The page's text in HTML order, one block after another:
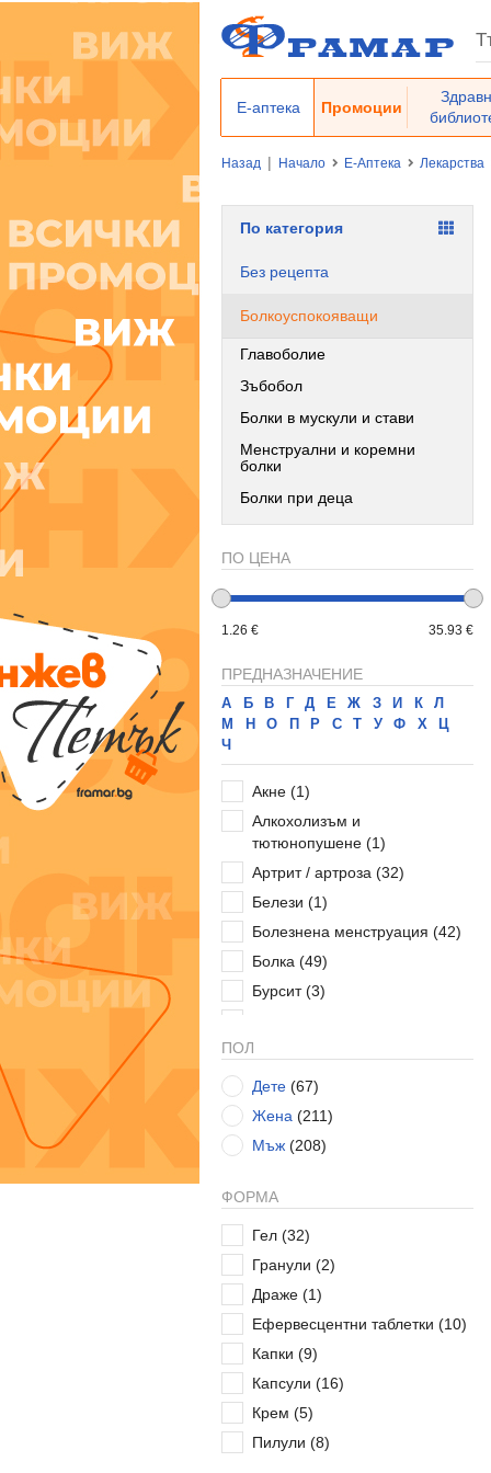
Е-аптека Промоции
Назад | Начало Е-Аптека Лекарства
По категория
Без рецепта
Болкоуспокояващи
Главоболие
Зъбобол
Болки в мускули и стави
Менструални и коремни
болки
Болки при деца
ПО ЦЕНА
1.26 € 35.93 €
ПРЕДНАЗНАЧЕНИЕ
А Б В Г Д Е Ж З И К
Л
М
Н О П Р С Т У Ф Х
Ц
Ч
Акне (1)
Алкохолизъм и
тютюнопушене (1)
Артрит / артроза (32)
Белези (1)
Болезнена менструация (42)
Болка (49)
Бурсит (3)
Бъбречни колики
Високо кръвно налягане
Витамини и минерали
Витилиго (1)
Възпаление на периферна
Гастрит, колит и язва
Гингивит, пародонтит и
пародонтоза
Главоболие (131)
Грип и простуда
Гръб (2)
Гъбички по ноктите и кожата
(1)
ПОЛ
Дете (67)
Жена (211)
Мъж (208)
ФОРМА
Гел (32)
Гранули (2)
Драже (1)
Ефервесцентни таблетки (10)
Капки (9)
Капсули (16)
Крем (5)
Пилули (8)